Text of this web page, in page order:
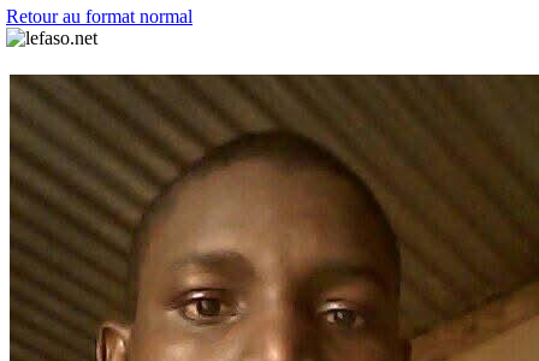
Retour au format normal